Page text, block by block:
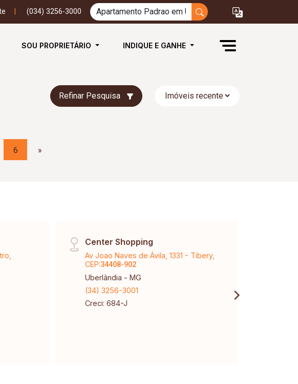
(034) 3256-3000
SOU PROPRIETÁRIO INDIQUE E GANHE
Refinar Pesquisa
6 »
Center Shopping
Av Joao Naves de Ávila, 1331 - Tibery,
CEP:34408-902
Uberlândia - MG
(34) 3256-3001
Creci: 684-J